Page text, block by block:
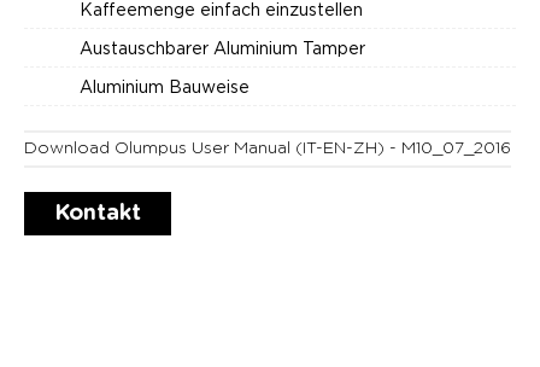
Kaffeemenge einfach einzustellen
Austauschbarer Aluminium Tamper
Aluminium Bauweise
Download Olumpus User Manual (IT-EN-ZH) - M10_07_2016
Kontakt